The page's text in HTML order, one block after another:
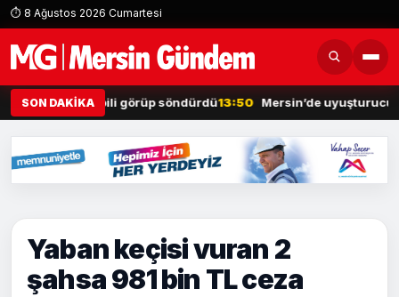
⏱ 8 Ağustos 2026 Cumartesi
SON DAKİKA
otomobili görüp söndürdü13:50 Mersin’de uyuşturucuya
Yaban keçisi vuran 2
şahsa 981 bin TL ceza